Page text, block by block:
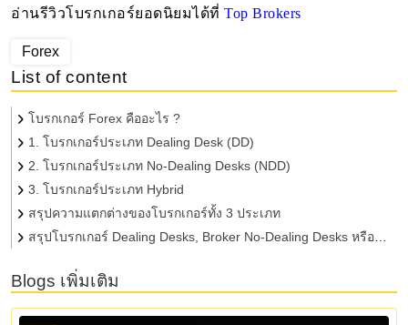
อ่านรีวิวโบรกเกอร์ยอดนิยมได้ที่ Top Brokers
Forex
List of content
โบรกเกอร์ Forex คืออะไร ?
1. โบรกเกอร์ประเภท Dealing Desk (DD)
2. โบรกเกอร์ประเภท No-Dealing Desks (NDD)
3. โบรกเกอร์ประเภท Hybrid
สรุปความแตกต่างของโบรกเกอร์ทั้ง 3 ประเภท
สรุปโบรกเกอร์ Dealing Desks, Broker No-Dealing Desks หรือ
Blogs เพิ่มเติม